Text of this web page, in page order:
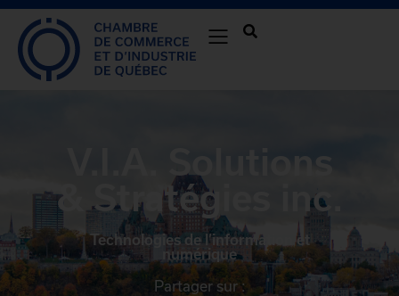
V.I.A. Solutions
& Stratégies inc.
Technologies de l’information et
numérique
Partager sur :